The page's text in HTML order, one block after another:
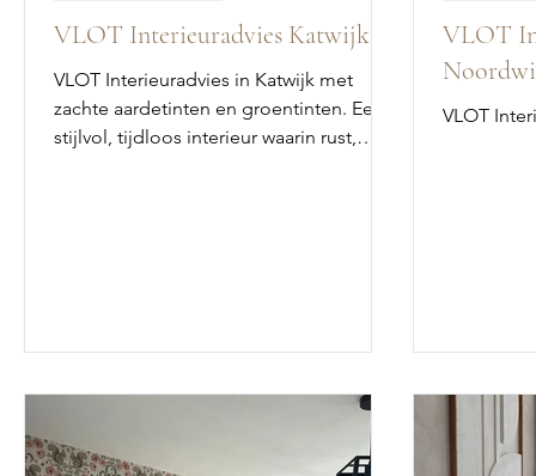
VLOT Interieuradvies Katwijk
VLOT Interieuradvies in Katwijk met
zachte aardetinten en groentinten. Een
stijlvol, tijdloos interieur waarin rust,
VLOT
VLOT